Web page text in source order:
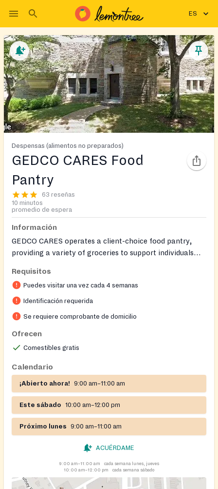
ES
Despensas (alimentos no preparados)
GEDCO CARES Food
Pantry
63 reseñas
10 minutos
promedio de espera
Información
GEDCO CARES operates a client-choice food pantry,
providing a variety of groceries to support individuals
such as clothing, children's books, and other social
services. Clients residing in zip codes 21212, 21218, or
21239 are eligible for regular service. Clients from other
zip codes may receive one-time service. Friendly staff are
available to help clients find what they need.
Requisitos
Puedes visitar una vez cada 4 semanas
Identificación requerida
Se requiere comprobante de domicilio
Ofrecen
Comestibles gratis
Calendario
¡Abierto ahora! 9:00 am–11:00 am
Este sábado 10:00 am–12:00 pm
Próximo lunes 9:00 am–11:00 am
ACUÉRDAME
9:00 am–11:00 am
cada semana lunes, jueves
10:00 am–12:00 pm
cada semana sábado